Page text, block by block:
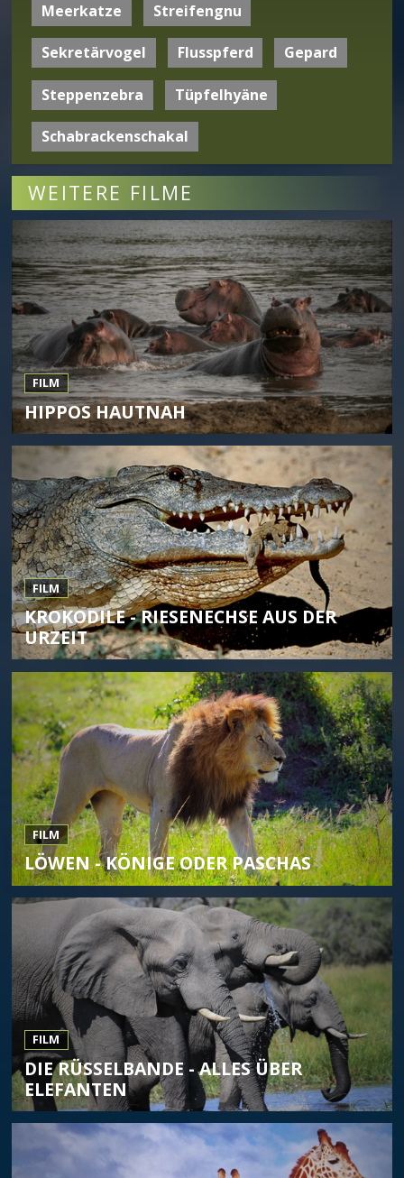
Meerkatze Streifengnu
Sekretärvogel Flusspferd Gepard
Steppenzebra Tüpfelhyäne
Schabrackenschakal
WEITERE FILME
FILM
HIPPOS HAUTNAH
FILM
KROKODILE - RIESENECHSE AUS DER
URZEIT
FILM
LÖWEN - KÖNIGE ODER PASCHAS
FILM
DIE RÜSSELBANDE - ALLES ÜBER
ELEFANTEN